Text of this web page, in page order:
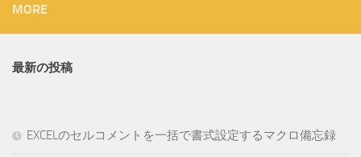
MORE
最新の投稿
EXCELのセルコメントを一括で書式設定するマクロ備忘録